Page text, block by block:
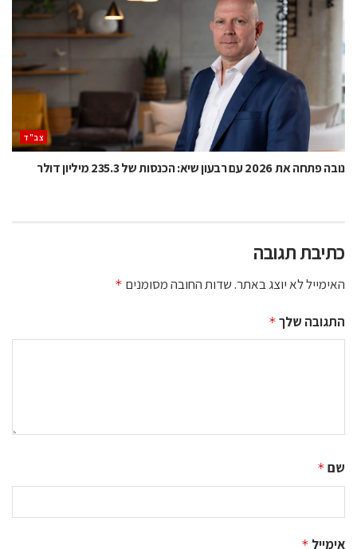
‫צב"ד‬
נובה פתחה את 2026 עם רבעון שיא: הכנסות של 235.3 מיליון דולר
כתיבת תגובה
האימייל לא יוצג באתר.שדות החובה מסומנים *
התגובה שלך *
שם *
אימייל *